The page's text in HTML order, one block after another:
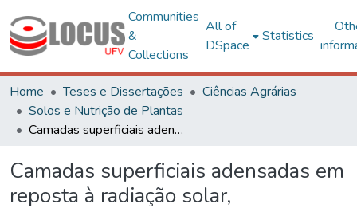
Communities
&
Collections
All of
DSpace
Statistics
Home Teses e Dissertações
Ciências Agrárias
Solos e Nutrição de Plantas
Camadas superficiais adensadas em reposta à radiação solar, temperatura e umidade do sol
Camadas superficiais adensadas em
reposta à radiação solar,